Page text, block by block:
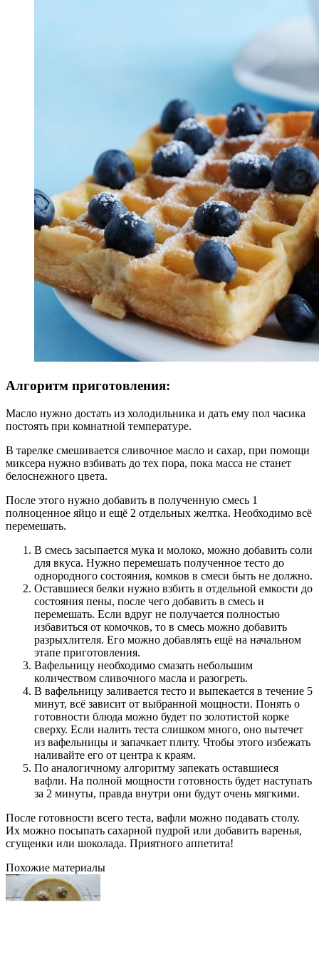
Алгоритм приготовления:
Масло нужно достать из холодильника и дать ему пол часика
постоять при комнатной температуре.
В тарелке смешивается сливочное масло и сахар, при помощи
миксера нужно взбивать до тех пора, пока масса не станет
белоснежного цвета.
После этого нужно добавить в полученную смесь 1
полноценное яйцо и ещё 2 отдельных желтка. Необходимо всё
перемешать.
В смесь засыпается мука и молоко, можно добавить соли
для вкуса. Нужно перемешать полученное тесто до
однородного состояния, комков в смеси быть не должно.
Оставшиеся белки нужно взбить в отдельной емкости до
состояния пены, после чего добавить в смесь и
перемешать. Если вдруг не получается полностью
избавиться от комочков, то в смесь можно добавить
разрыхлителя. Его можно добавлять ещё на начальном
этапе приготовления.
Вафельницу необходимо смазать небольшим
количеством сливочного масла и разогреть.
В вафельницу заливается тесто и выпекается в течение 5
минут, всё зависит от выбранной мощности. Понять о
готовности блюда можно будет по золотистой корке
сверху. Если налить теста слишком много, оно вытечет
из вафельницы и запачкает плиту. Чтобы этого избежать
наливайте его от центра к краям.
По аналогичному алгоритму запекать оставшиеся
вафли. На полной мощности готовность будет наступать
за 2 минуты, правда внутри они будут очень мягкими.
После готовности всего теста, вафли можно подавать столу.
Их можно посыпать сахарной пудрой или добавить варенья,
сгущенки или шоколада. Приятного аппетита!
Похожие материалы